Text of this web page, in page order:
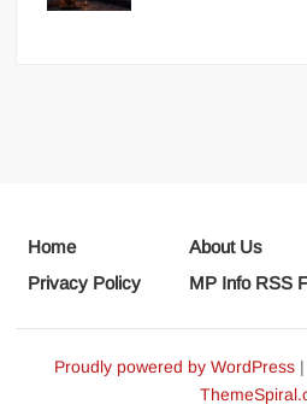
Home About Us
Privacy Policy
MP Info RSS
Proudly powered by WordPress |